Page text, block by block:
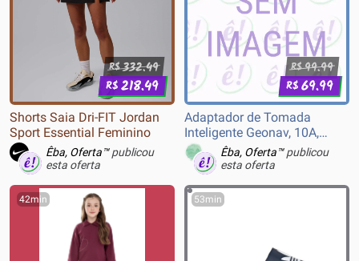
R$332.49
R$218.49
Shorts Saia Dri-FIT Jordan
Sport Essential Feminino
Êba, Oferta™publicou
esta oferta
R$99.99
R$69.99
Adaptador de Tomada
Inteligente Geonav, 10A,
Bivolt
Êba, Oferta™publicou
esta oferta
42min 53min